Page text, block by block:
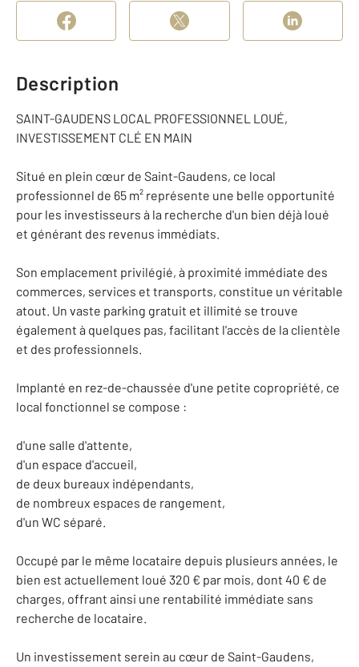
Description
SAINT-GAUDENS LOCAL PROFESSIONNEL LOUÉ,
INVESTISSEMENT CLÉ EN MAIN
Situé en plein cœur de Saint-Gaudens, ce local
professionnel de 65 m² représente une belle opportunité
pour les investisseurs à la recherche d'un bien déjà loué
et générant des revenus immédiats.
Son emplacement privilégié, à proximité immédiate des
commerces, services et transports, constitue un véritable
atout. Un vaste parking gratuit et illimité se trouve
également à quelques pas, facilitant l'accès de la clientèle
et des professionnels.
Implanté en rez-de-chaussée d'une petite copropriété, ce
local fonctionnel se compose :
d'une salle d'attente,
d'un espace d'accueil,
de deux bureaux indépendants,
de nombreux espaces de rangement,
d'un WC séparé.
Occupé par le même locataire depuis plusieurs années, le
bien est actuellement loué 320 € par mois, dont 40 € de
charges, offrant ainsi une rentabilité immédiate sans
recherche de locataire.
Un investissement serein au cœur de Saint-Gaudens,